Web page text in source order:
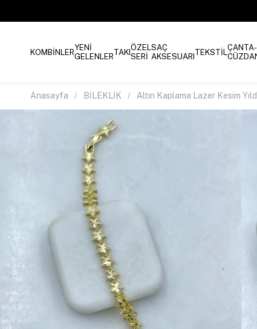
KOMBİNLERYENİ
GELENLERTAKIÖZEL
SERİ
SAÇ
AKSESUARI TEKSTİLÇANTA-
Anasayfa BİLEKLİK Altın Kaplama Lazer Kesim